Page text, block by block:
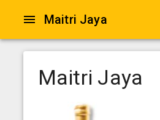
Maitri Jaya
Maitri Jaya